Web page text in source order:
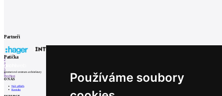
Používáme soubory
Partneři
1
2
3
4
5
6
PrevNext
Patička
internetové centrum architektury
O NÁS
Náš příběh
Kontakt